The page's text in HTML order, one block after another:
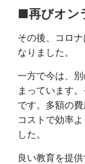
■再びオン
その後、コロ
なりました。
一方で今は、
まっています
です。多額の
コストで効率
した。
良い教育を提